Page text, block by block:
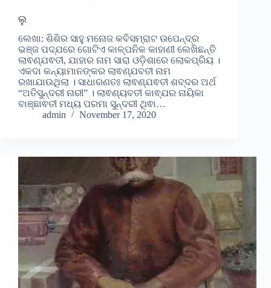
ଲୁ
ଲେଖା: ଶିଶିର ସାହୁ ମନୋଜ କବିସମ୍ରାଟ ଉପେନ୍ଦ୍ର
ଭଞ୍ଜ ପଦ୍ଯରେ ଗୋଟିଏ କାଳ୍ପନିକ କାହାଣୀ ଲେଖିଛନ୍ତି
ଲାଵଣ୍ଯଵତୀ, ଯାହାର ନାମ ସାରା ଓଡ଼ିଶାରେ ଲୋକପ୍ରିୟ ।
ଏକଦା କନ୍ୟାମାନଙ୍କର ଲାଵଣ୍ଯବତୀ ନାମ
ରଖାଯାଉଥିଲା । ସାଧାରଣତଃ ଲାଵଣ୍ଯଵତୀ ଶବ୍ଦର ଅର୍ଥ
“ଅତିସୁନ୍ଦରୀ ନାରୀ” । ଲାଵଣ୍ୟବତୀ କାଵ୍ଯର ନାୟିକା
ବାଞ୍ଛାଵତୀ ମଧ୍ୟ ପରମା ସୁନ୍ଦରୀ ଥିଵା…
admin
November 17, 2020